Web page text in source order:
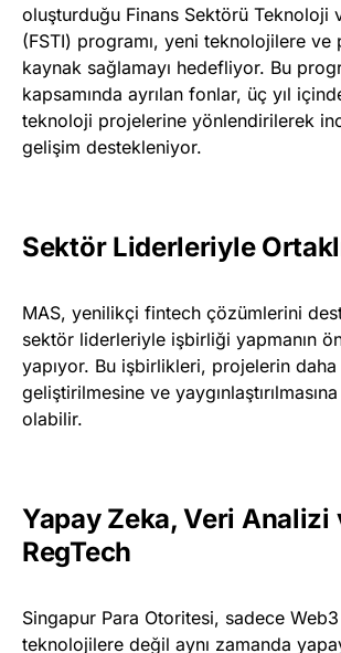
oluşturduğu Finans Sektörü Teknoloji
(FSTI) programı, yeni teknolojilere ve
kaynak sağlamayı hedefliyor. Bu
kapsamında ayrılan fonlar, üç yıl
teknoloji projelerine yönlendirilerek
gelişim destekleniyor.
Sektör Liderleriyle
MAS, yenilikçi fintech çözümlerini
sektör liderleriyle işbirliği yapmanın
yapıyor. Bu işbirlikleri, projelerin
geliştirilmesine ve yaygınlaştırılmasına
olabilir.
Yapay Zeka, Veri Analizi
RegTech
Singapur Para Otoritesi, sadece
teknolojilere değil aynı zamanda